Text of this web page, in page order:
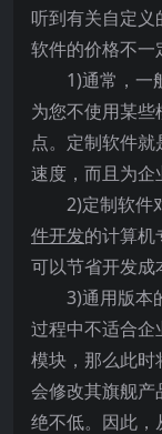
听到有关自定义
软件的价格不一
1)通常，一
为您不使用某
点。定制软件
速度，而且为企
2)定制软件
件开发的计算机
可以节省开发成
3)通用版本
过程中不适合
模块，那么此时
会修改其旗舰
绝不低。因此